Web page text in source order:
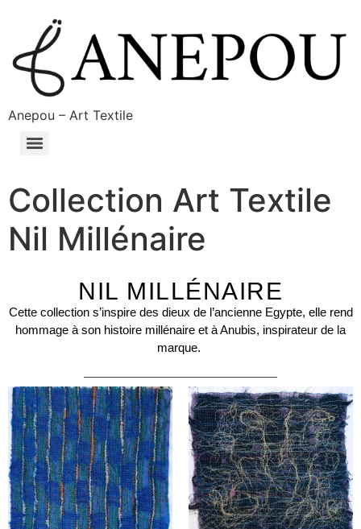
Anepou – Art Textile
Collection Art Textile
Nil Millénaire
NIL MILLÉNAIRE
Cette collection s’inspire des dieux de l’ancienne Egypte, elle rend
hommage à son histoire millénaire et à Anubis, inspirateur de la
marque.